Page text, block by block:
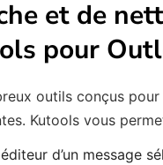
et de
pour
outils conçus
Kutools vous
d’un message